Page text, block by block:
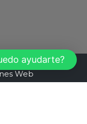
Web
ayudarte?